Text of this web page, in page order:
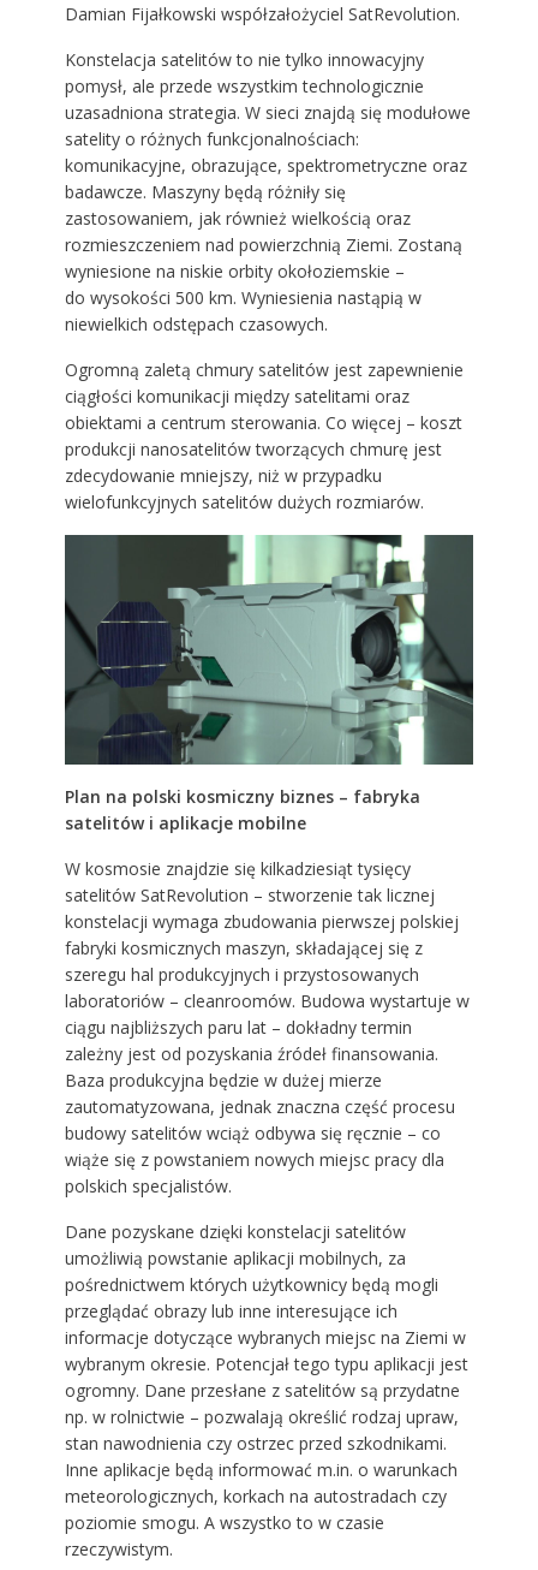
Damian Fijałkowski współzałożyciel SatRevolution.
Konstelacja satelitów to nie tylko innowacyjny
pomysł, ale przede wszystkim technologicznie
uzasadniona strategia. W sieci znajdą się modułowe
satelity o różnych funkcjonalnościach:
komunikacyjne, obrazujące, spektrometryczne oraz
badawcze. Maszyny będą różniły się
zastosowaniem, jak również wielkością oraz
rozmieszczeniem nad powierzchnią Ziemi. Zostaną
wyniesione na niskie orbity okołoziemskie –
do wysokości 500 km. Wyniesienia nastąpią w
niewielkich odstępach czasowych.
Ogromną zaletą chmury satelitów jest zapewnienie
ciągłości komunikacji między satelitami oraz
obiektami a centrum sterowania. Co więcej – koszt
produkcji nanosatelitów tworzących chmurę jest
zdecydowanie mniejszy, niż w przypadku
wielofunkcyjnych satelitów dużych rozmiarów.
Plan na polski kosmiczny biznes – fabryka
satelitów i aplikacje mobilne
W kosmosie znajdzie się kilkadziesiąt tysięcy
satelitów SatRevolution – stworzenie tak licznej
konstelacji wymaga zbudowania pierwszej polskiej
fabryki kosmicznych maszyn, składającej się z
szeregu hal produkcyjnych i przystosowanych
laboratoriów – cleanroomów. Budowa wystartuje w
ciągu najbliższych paru lat – dokładny termin
zależny jest od pozyskania źródeł finansowania.
Baza produkcyjna będzie w dużej mierze
zautomatyzowana, jednak znaczna część procesu
budowy satelitów wciąż odbywa się ręcznie – co
wiąże się z powstaniem nowych miejsc pracy dla
polskich specjalistów.
Dane pozyskane dzięki konstelacji satelitów
umożliwią powstanie aplikacji mobilnych, za
pośrednictwem których użytkownicy będą mogli
przeglądać obrazy lub inne interesujące ich
informacje dotyczące wybranych miejsc na Ziemi w
wybranym okresie. Potencjał tego typu aplikacji jest
ogromny. Dane przesłane z satelitów są przydatne
np. w rolnictwie – pozwalają określić rodzaj upraw,
stan nawodnienia czy ostrzec przed szkodnikami.
Inne aplikacje będą informować m.in. o warunkach
meteorologicznych, korkach na autostradach czy
poziomie smogu. A wszystko to w czasie
rzeczywistym.